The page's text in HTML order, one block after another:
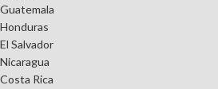
Guatemala
Honduras
El Salvador
Nicaragua
Costa Rica